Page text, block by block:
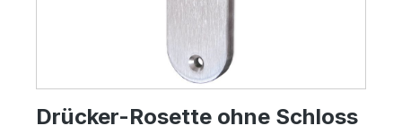
Drücker-Rosette ohne Schloss